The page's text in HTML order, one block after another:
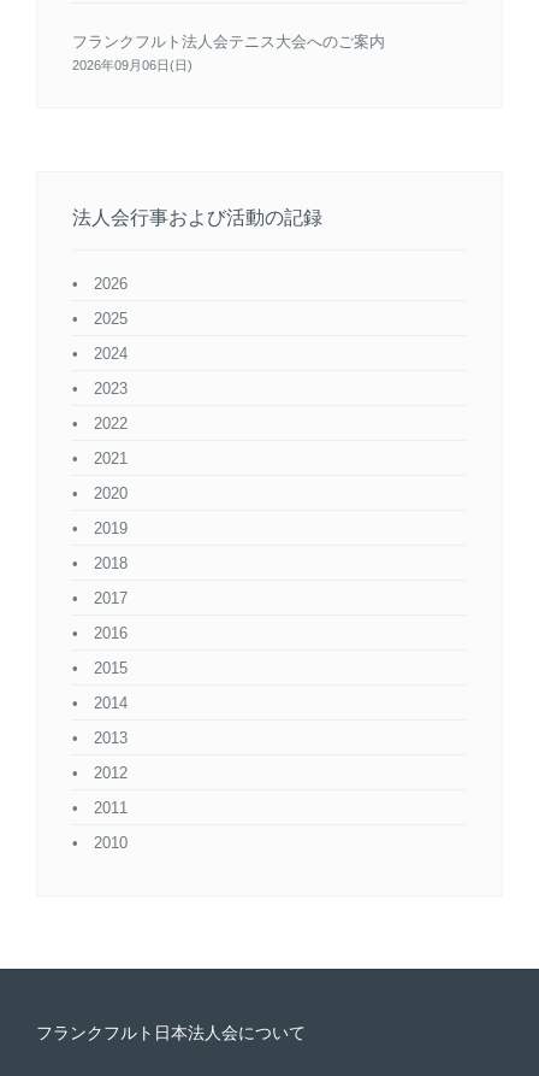
フランクフルト法人会テニス大会へのご案内
2026年09月06日(日)
法人会行事および活動の記録
2026
2025
2024
2023
2022
2021
2020
2019
2018
2017
2016
2015
2014
2013
2012
2011
2010
フランクフルト日本法人会について